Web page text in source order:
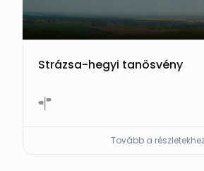
Strázsa-hegyi tanösvény
Tovább a